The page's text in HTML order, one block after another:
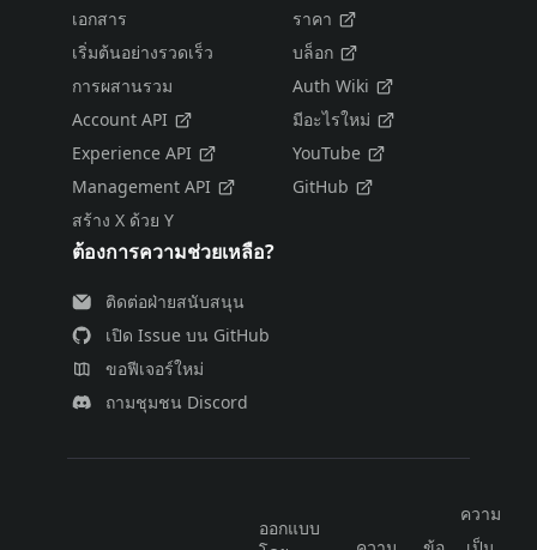
เอกสาร
เริ่มต้นอย่างรวดเร็ว
การผสานรวม
Account API
Experience API
Management API
สร้าง X ด้วย Y
ราคา
บล็อก
Auth Wiki
มีอะไรใหม่
YouTube
GitHub
ต้องการความช่วยเหลือ?
ติดต่อฝ่ายสนับสนุน
เปิด Issue บน GitHub
ขอฟีเจอร์ใหม่
ถามชุมชน Discord
ออกแบบ
ความ